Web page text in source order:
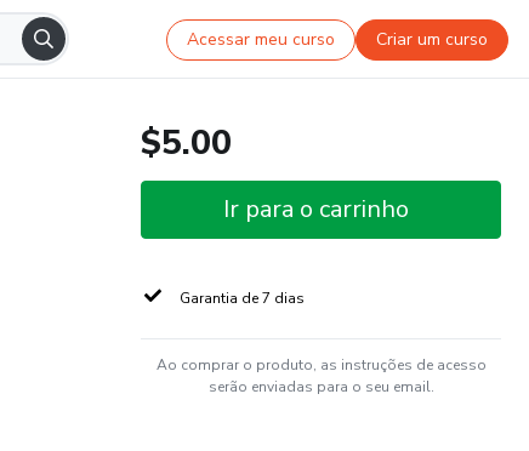
Acessar meu curso Criar um curso
$5.00
Ir para o carrinho
Garantia de 7 dias
Ao comprar o produto, as instruções de acesso
serão enviadas para o seu email.